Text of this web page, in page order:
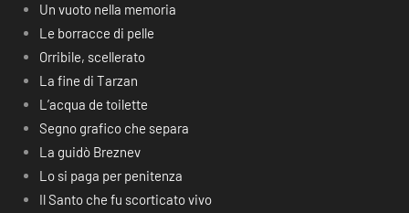
Un vuoto nella memoria
Le borracce di pelle
Orribile, scellerato
La fine di Tarzan
L’acqua de toilette
Segno grafico che separa
La guidò Breznev
Lo si paga per penitenza
Il Santo che fu scorticato vivo